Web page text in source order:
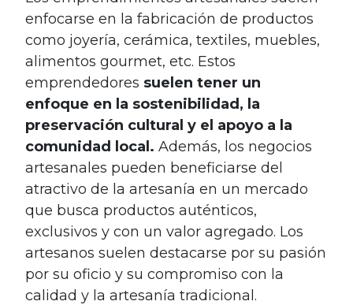
enfocarse en la fabricación de productos
como joyería, cerámica, textiles, muebles,
alimentos gourmet, etc. Estos
emprendedores suelen tener un
enfoque en la sostenibilidad, la
preservación cultural y el apoyo a la
comunidad local. Además, los negocios
artesanales pueden beneficiarse del
atractivo de la artesanía en un mercado
que busca productos auténticos,
exclusivos y con un valor agregado. Los
artesanos suelen destacarse por su pasión
por su oficio y su compromiso con la
calidad y la artesanía tradicional.